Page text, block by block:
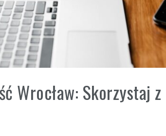
Wrocław: Skorzystaj